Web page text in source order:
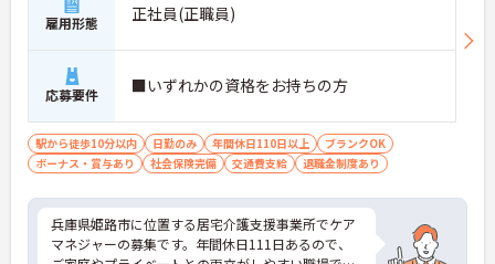
雇用形態 正社員(正職員)
応募要件 ■いずれかの資格をお持ちの方
駅から徒歩10分以内 日勤のみ 年間休日110日以上
ブランクOK
ボーナス・賞与あり
社会保険完備 交通費支給 退職金制度あり
兵庫県姫路市に位置する居宅介護支援事業所でケア
マネジャーの募集です。年間休日111日あるので、